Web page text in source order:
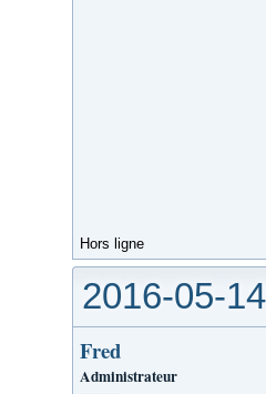
Hors ligne
2016-05-
Fred
Administrateur